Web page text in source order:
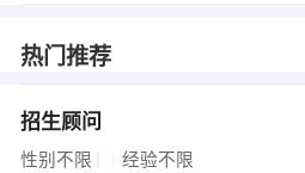
刘女士 发布 [种植技
热门推荐
招生顾问
性别不限 经验不限